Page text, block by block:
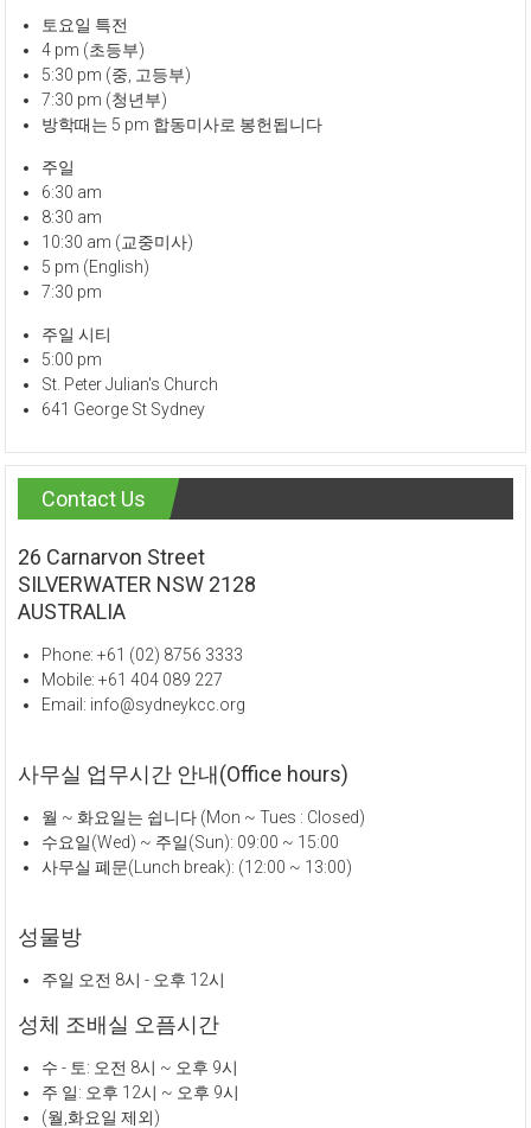
토요일 특전
4 pm (초등부)
5:30 pm (중, 고등부)
7:30 pm (청년부)
방학때는 5 pm 합동미사로 봉헌됩니다
주일
6:30 am
8:30 am
10:30 am (교중미사)
5 pm (English)
7:30 pm
주일 시티
5:00 pm
St. Peter Julian's Church
641 George St Sydney
Contact Us
26 Carnarvon Street
SILVERWATER NSW 2128
AUSTRALIA
Phone: +61 (02) 8756 3333
Mobile: +61 404 089 227
Email: info@sydneykcc.org
사무실 업무시간 안내(Office hours)
월 ~ 화요일는 쉽니다 (Mon ~ Tues : Closed)
수요일(Wed) ~ 주일(Sun): 09:00 ~ 15:00
사무실 폐문(Lunch break): (12:00 ~ 13:00)
성물방
주일 오전 8시 - 오후 12시
성체 조배실 오픔시간
수 - 토: 오전 8시 ~ 오후 9시
주 일: 오후 12시 ~ 오후 9시
(월,화요일 제외)